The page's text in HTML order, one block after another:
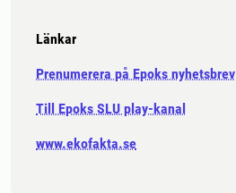
Länkar
Prenumerera på Epoks nyhetsbrev
Till Epoks SLU play-kanal
www.ekofakta.se